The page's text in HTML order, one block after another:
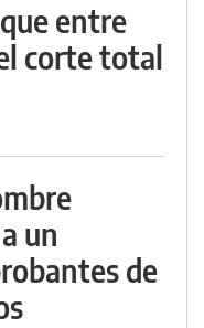
entre
corte total
un
de